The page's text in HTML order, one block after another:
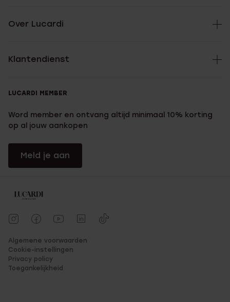
Over Lucardi
Klantendienst
LUCARDI MEMBER
Word member en ontvang altijd minimaal 10% korting
op al jouw aankopen
Meld je aan
Algemene voorwaarden
Cookie-instellingen
Privacy policy
Toegankelijkheid